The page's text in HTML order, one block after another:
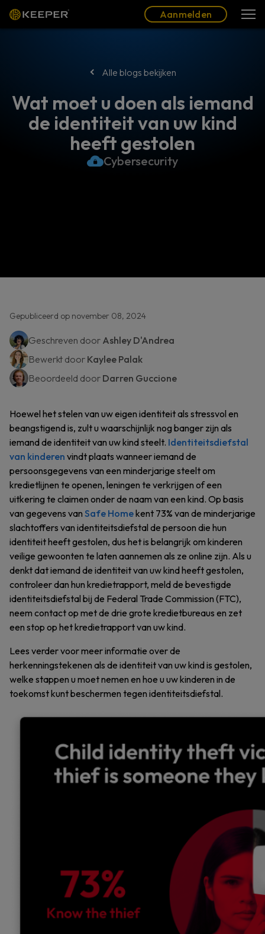
Aanmelden
Alle blogs bekijken
Wat moet u doen als iemand
de identiteit van uw kind
heeft gestolen
Cybersecurity
Gepubliceerd op november 08, 2024
Geschreven door Ashley D'Andrea
Bewerkt door Kaylee Palak
Beoordeeld door Darren Guccione
Hoewel het stelen van uw eigen identiteit als stressvol en
beangstigend is, zult u waarschijnlijk nog banger zijn als
iemand de identiteit van uw kind steelt. Identiteitsdiefstal
van kinderen vindt plaats wanneer iemand de
persoonsgegevens van een minderjarige steelt om
kredietlijnen te openen, leningen te verkrijgen of een
uitkering te claimen onder de naam van een kind. Op basis
van gegevens van Safe Homekent 73% van de minderjarige
slachtoffers van identiteitsdiefstal de persoon die hun
identiteit heeft gestolen, dus het is belangrijk om kinderen
veilige gewoonten te laten aannemen als ze online zijn. Als u
denkt dat iemand de identiteit van uw kind heeft gestolen,
controleer dan hun kredietrapport, meld de bevestigde
identiteitsdiefstal bij de Federal Trade Commission (FTC),
neem contact op met de drie grote kredietbureaus en zet
een stop op het kredietrapport van uw kind.
Lees verder voor meer informatie over de
herkenningstekenen als de identiteit van uw kind is gestolen,
welke stappen u moet nemen en hoe u uw kinderen in de
toekomst kunt beschermen tegen identiteitsdiefstal.